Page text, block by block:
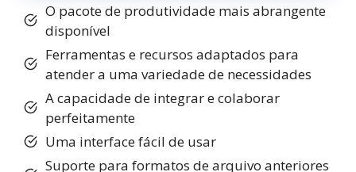
O pacote de produtividade mais abrangente
disponível
Ferramentas e recursos adaptados para
atender a uma variedade de necessidades
A capacidade de integrar e colaborar
perfeitamente
Uma interface fácil de usar
Suporte para formatos de arquivo anteriores